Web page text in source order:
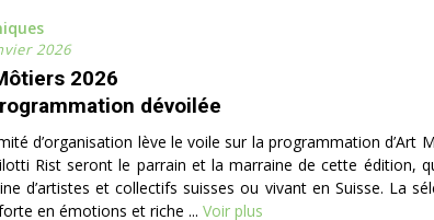
2026
2026
dévoilée
d’organisation lève le voile sur la programmation d’Art
Rist seront le parrain et la marraine de cette édition,
d’artistes et collectifs suisses ou vivant en Suisse. La
en émotions et riche ... Voir plus